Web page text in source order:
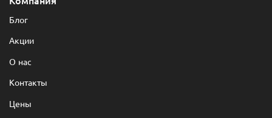
Блог
Акции
О нас
Контакты
Цены